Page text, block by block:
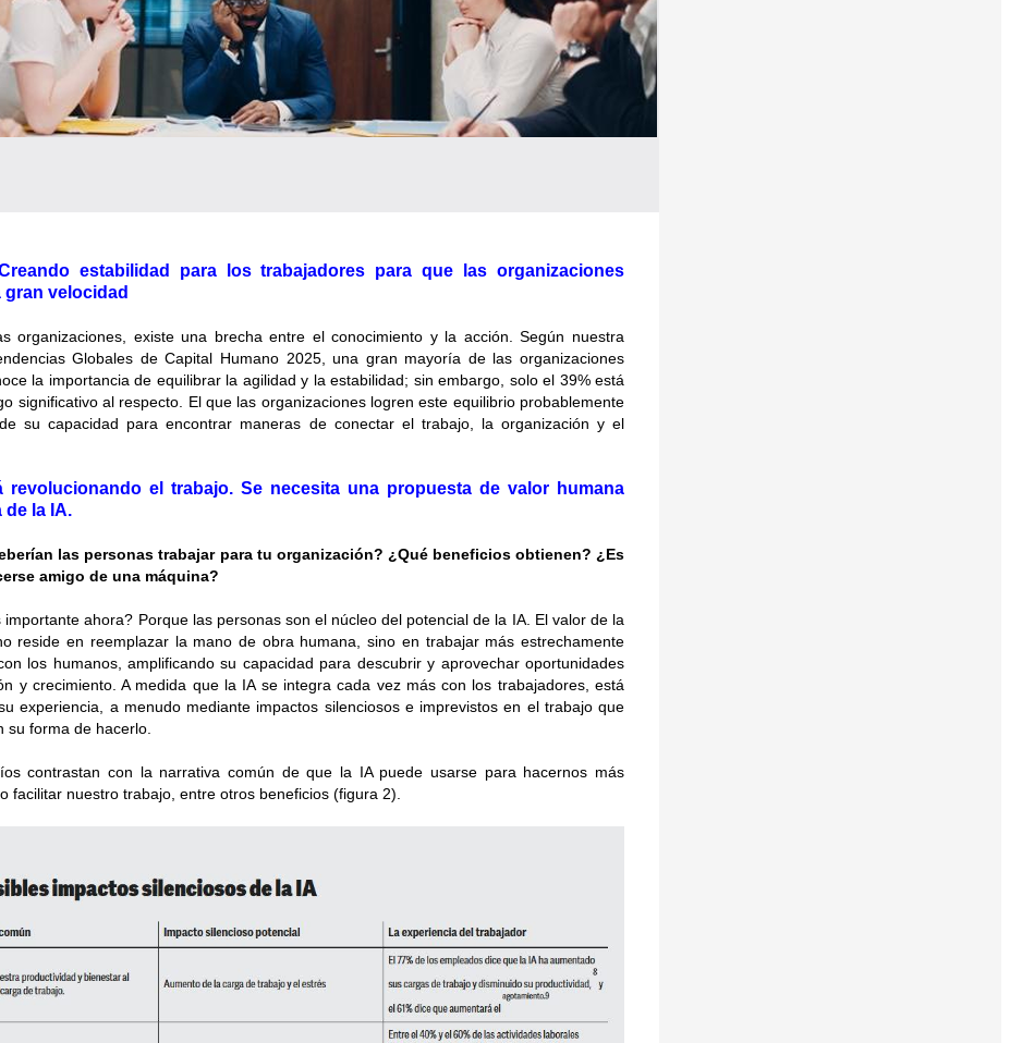
estabilidad para los trabajadores para que las organizaciones
gran velocidad
organizaciones, existe una brecha entre el conocimiento y la acción. Según nuestra
Globales de Capital Humano 2025, una gran mayoría de las organizaciones
la importancia de equilibrar la agilidad y la estabilidad; sin embargo, solo el 39% está
significativo al respecto. El que las organizaciones logren este equilibrio probablemente
su capacidad para encontrar maneras de conectar el trabajo, la organización y el
revolucionando el trabajo. Se necesita una propuesta de valor humana
de la IA.
las personas trabajar para tu organización? ¿Qué beneficios obtienen? ¿Es
amigo de una máquina?
importante ahora? Porque las personas son el núcleo del potencial de la IA. El valor de la
reside en reemplazar la mano de obra humana, sino en trabajar más estrechamente
los humanos, amplificando su capacidad para descubrir y aprovechar oportunidades
y crecimiento. A medida que la IA se integra cada vez más con los trabajadores, está
experiencia, a menudo mediante impactos silenciosos e imprevistos en el trabajo que
su forma de hacerlo.
contrastan con la narrativa común de que la IA puede usarse para hacernos más
facilitar nuestro trabajo, entre otros beneficios (figura 2).